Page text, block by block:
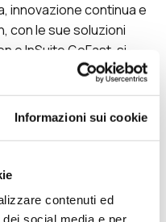
Informazioni sui cookie
contenuti ed
social media e per
innovazione continua e
con le sue soluzioni
e InSuite GoFast, si
guidare le aziende
gestione strategica è la